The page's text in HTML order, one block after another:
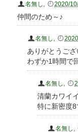
名無し 2020/
仲間のため～♪
名無し
ありがとうござ
わずか1時間で
名無し
清蘭カワイ
特に新密度
名無し